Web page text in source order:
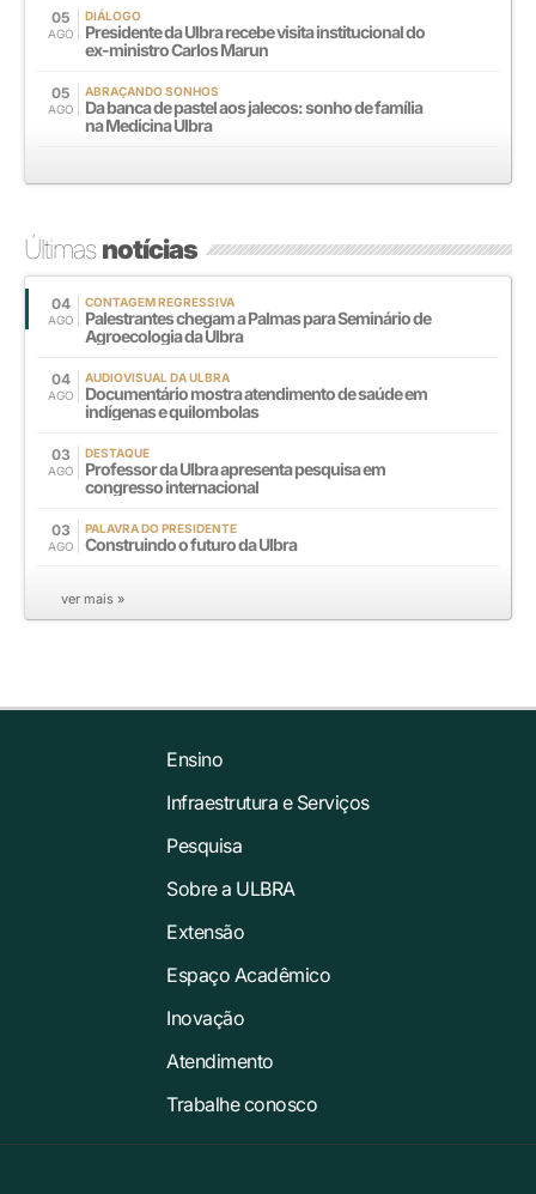
05
AGO
DIÁLOGO
Presidente da Ulbra recebe visita institucional do
ex-ministro Carlos Marun
05
AGO
ABRAÇANDO SONHOS
Da banca de pastel aos jalecos: sonho de família
na Medicina Ulbra
Últimasnotícias
04
AGO
CONTAGEM REGRESSIVA
Palestrantes chegam a Palmas para Seminário de
Agroecologia da Ulbra
04
AGO
AUDIOVISUAL DA ULBRA
Documentário mostra atendimento de saúde em
indígenas e quilombolas
03
AGO
DESTAQUE
Professor da Ulbra apresenta pesquisa em
congresso internacional
03
AGO
PALAVRA DO PRESIDENTE
Construindo o futuro da Ulbra
ver mais »
Ensino
Infraestrutura e Serviços
Pesquisa
Sobre a ULBRA
Extensão
Espaço Acadêmico
Inovação
Atendimento
Trabalhe conosco